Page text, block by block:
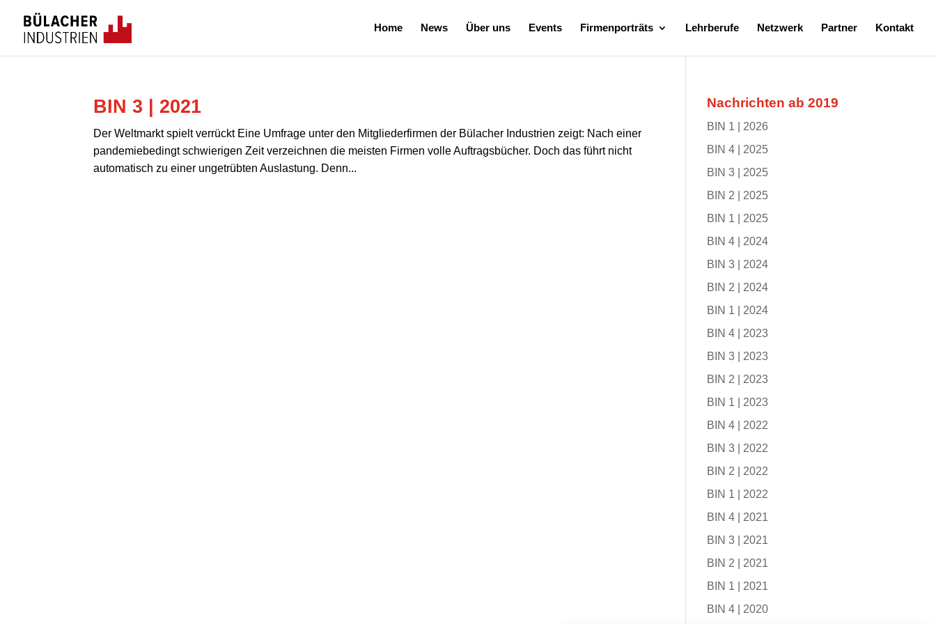
Home News Über uns Events Firmenporträts Lehrberufe Netzwerk Partner Kontakt
BIN 3 | 2021
Der Weltmarkt spielt verrückt Eine Umfrage unter den Mitgliederfirmen der Bülacher Industrien zeigt: Nach einer
pandemiebedingt schwierigen Zeit verzeichnen die meisten Firmen volle Auftragsbücher. Doch das führt nicht
automatisch zu einer ungetrübten Auslastung. Denn...
Nachrichten ab 2019
BIN 1 | 2026
BIN 4 | 2025
BIN 3 | 2025
BIN 2 | 2025
BIN 1 | 2025
BIN 4 | 2024
BIN 3 | 2024
BIN 2 | 2024
BIN 1 | 2024
BIN 4 | 2023
BIN 3 | 2023
BIN 2 | 2023
BIN 1 | 2023
BIN 4 | 2022
BIN 3 | 2022
BIN 2 | 2022
BIN 1 | 2022
BIN 4 | 2021
BIN 3 | 2021
BIN 2 | 2021
BIN 1 | 2021
BIN 4 | 2020